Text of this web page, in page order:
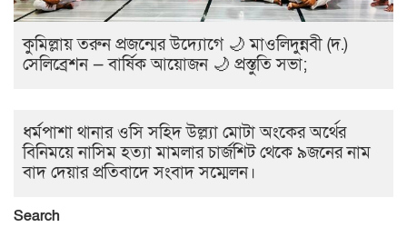
কুমিল্লায় তরুন প্রজন্মের উদ্যোগে 🌙 মাওলিদুন্নবী (দ.)
সেলিব্রেশন — বার্ষিক আয়োজন 🌙 প্রস্তুতি সভা;
ধর্মপাশা থানার ওসি সহিদ উল্ল্যা মোটা অংকের অর্থের
বিনিময়ে নাসিম হত্যা মামলার চার্জশিট থেকে ৯জনের নাম
বাদ দেয়ার প্রতিবাদে সংবাদ সম্মেলন।
Search